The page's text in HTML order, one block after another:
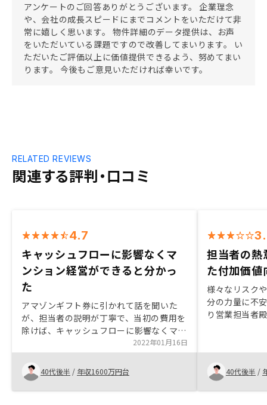
アンケートのご回答ありがとうございます。 企業理念
や、会社の成長スピードにまでコメントをいただけて非
常に嬉しく思います。 物件詳細のデータ提供は、お声
をいただいている課題ですので改善してまいります。 い
ただいたご評価以上に価値提供できるよう、努めてまい
ります。 今後もご意見いただければ幸いです。
関連する評判・口コミ
RELATED REVIEWS
4.7
キャッシュフローに影響なくマ
ンション経営ができると分かっ
た
アマゾンギフト券に引かれて話を聞いた
が、担当者の説明が丁寧で、当初の費用を
除けば、キャッシュフローに影響なくマン
ション経営ができると分かり、空き部屋リ
スク等への回答も満足できたので、購入を
決めた。また、確定申告で税金が返ってく
るとしても、そもそも支払った分からなの
で、そこは最大のメリットではないことを
2022年01月16日
40代後半 / 年収1600万円台
担当者の熱
た付加価値
様々なリスク
分の力量に不
り営業担当者
よかった。 （
で）概算だか
か、のセリフ
ういう時こそ
40代後半 /